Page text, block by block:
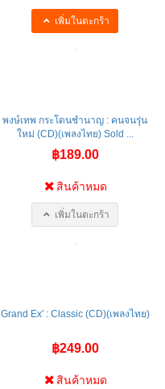
เพิ่มในตะกร้า
พงษ์เทพ กระโดนชำนาญ : คนจนรุ่น
ใหม่ (CD)(เพลงไทย) Sold ...
฿189.00
สินค้าหมด
เพิ่มในตะกร้า
Grand Ex' : Classic (CD)(เพลงไทย)
฿249.00
สินค้าหมด